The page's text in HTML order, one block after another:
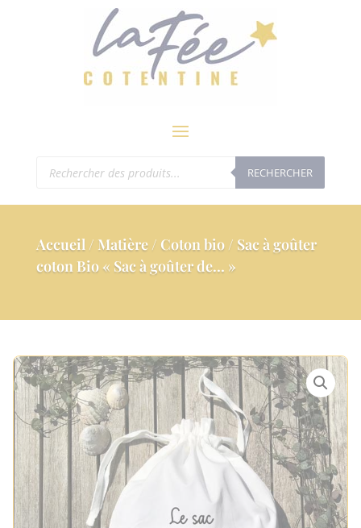
de RECHERCHER
Accueil/ Matière/ Coton bio/ Sac à goûter
coton Bio « Sac à goûter de… »
modal-check